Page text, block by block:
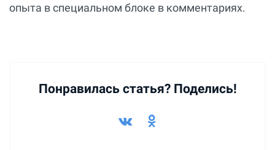
опыта в специальном блоке в комментариях.
Понравилась статья? Поделись!